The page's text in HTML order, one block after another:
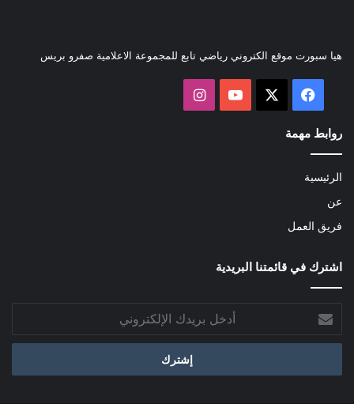
هيا سبورت موقع الكتروني رياضي تابع للمجموعة الاعلامية صفرو بريس
فيسبوك ‫YouTubeانستقرام
روابط مهمة
الرئيسية
عن
فريق العمل
اشترك في قائمتنا البريدية
بريدك
الإلكتروني